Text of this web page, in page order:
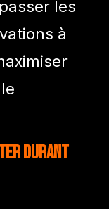
les
à
durant